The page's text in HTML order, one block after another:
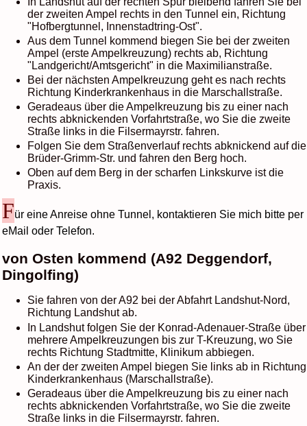
der zweiten Ampel rechts in den Tunnel ein, Richtung
"Hofbergtunnel, Innenstadtring-Ost".
Aus dem Tunnel kommend biegen Sie bei der zweiten
Ampel (erste Ampelkreuzung) rechts ab, Richtung
"Landgericht/Amtsgericht" in die Maximilianstraße.
Bei der nächsten Ampelkreuzung geht es nach rechts
Richtung Kinderkrankenhaus in die Marschallstraße.
Geradeaus über die Ampelkreuzung bis zu einer nach
rechts abknickenden Vorfahrtstraße, wo Sie die zweite
Straße links in die Filsermayrstr. fahren.
Folgen Sie dem Straßenverlauf rechts abknickend auf die
Brüder-Grimm-Str. und fahren den Berg hoch.
Oben auf dem Berg in der scharfen Linkskurve ist die
Praxis.
Für eine Anreise ohne Tunnel, kontaktieren Sie mich bitte per
eMail oder Telefon.
von Osten kommend (A92 Deggendorf,
Dingolfing)
Sie fahren von der A92 bei der Abfahrt Landshut-Nord,
Richtung Landshut ab.
In Landshut folgen Sie der Konrad-Adenauer-Straße über
mehrere Ampelkreuzungen bis zur T-Kreuzung, wo Sie
rechts Richtung Stadtmitte, Klinikum abbiegen.
An der der zweiten Ampel biegen Sie links ab in Richtung
Kinderkrankenhaus (Marschallstraße).
Geradeaus über die Ampelkreuzung bis zu einer nach
rechts abknickenden Vorfahrtstraße, wo Sie die zweite
Straße links in die Filsermayrstr. fahren.